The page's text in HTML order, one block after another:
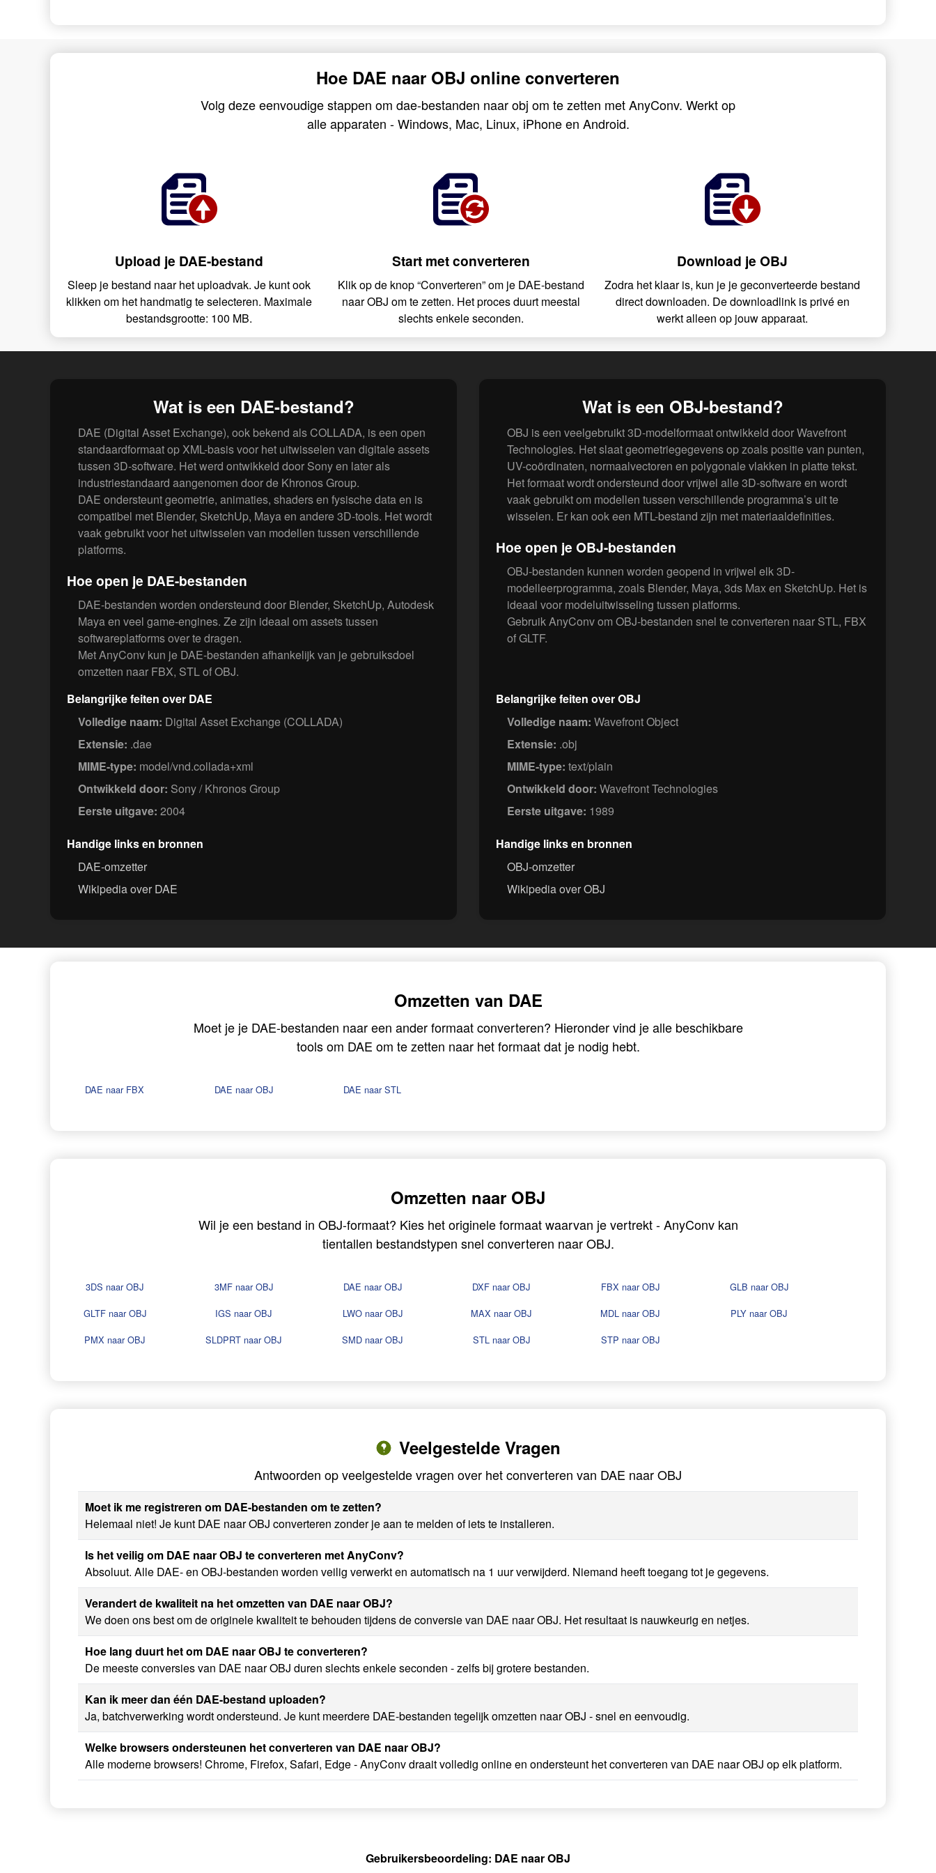
Hoe DAE naar OBJ online converteren
Volg deze eenvoudige stappen om dae-bestanden naar obj om te zetten met AnyConv. Werkt op
alle apparaten - Windows, Mac, Linux, iPhone en Android.
Upload je DAE-bestand
Sleep je bestand naar het uploadvak. Je kunt ook
klikken om het handmatig te selecteren. Maximale
bestandsgrootte: 100 MB.
Start met converteren
Klik op de knop “Converteren” om je DAE-bestand
naar OBJ om te zetten. Het proces duurt meestal
slechts enkele seconden.
Download je OBJ
Zodra het klaar is, kun je je geconverteerde bestand
direct downloaden. De downloadlink is privé en
werkt alleen op jouw apparaat.
Wat is een DAE-bestand?
DAE (Digital Asset Exchange), ook bekend als COLLADA, is een open
standaardformaat op XML-basis voor het uitwisselen van digitale assets
tussen 3D-software. Het werd ontwikkeld door Sony en later als
industriestandaard aangenomen door de Khronos Group.
DAE ondersteunt geometrie, animaties, shaders en fysische data en is
compatibel met Blender, SketchUp, Maya en andere 3D-tools. Het wordt
vaak gebruikt voor het uitwisselen van modellen tussen verschillende
platforms.
Hoe open je DAE-bestanden
DAE-bestanden worden ondersteund door Blender, SketchUp, Autodesk
Maya en veel game-engines. Ze zijn ideaal om assets tussen
softwareplatforms over te dragen.
Met AnyConv kun je DAE-bestanden afhankelijk van je gebruiksdoel
omzetten naar FBX, STL of OBJ.
Belangrijke feiten over DAE
Volledige naam: Digital Asset Exchange (COLLADA)
Extensie: .dae
MIME-type: model/vnd.collada+xml
Ontwikkeld door: Sony / Khronos Group
Eerste uitgave: 2004
Handige links en bronnen
DAE-omzetter
Wikipedia over DAE
Wat is een OBJ-bestand?
OBJ is een veelgebruikt 3D-modelformaat ontwikkeld door Wavefront
Technologies. Het slaat geometriegegevens op zoals positie van punten,
UV-coördinaten, normaalvectoren en polygonale vlakken in platte tekst.
Het formaat wordt ondersteund door vrijwel alle 3D-software en wordt
vaak gebruikt om modellen tussen verschillende programma’s uit te
wisselen. Er kan ook een MTL-bestand zijn met materiaaldefinities.
Hoe open je OBJ-bestanden
OBJ-bestanden kunnen worden geopend in vrijwel elk 3D-
modelleerprogramma, zoals Blender, Maya, 3ds Max en SketchUp. Het is
ideaal voor modeluitwisseling tussen platforms.
Gebruik AnyConv om OBJ-bestanden snel te converteren naar STL, FBX
of GLTF.
Belangrijke feiten over OBJ
Volledige naam: Wavefront Object
Extensie: .obj
MIME-type: text/plain
Ontwikkeld door: Wavefront Technologies
Eerste uitgave: 1989
Handige links en bronnen
OBJ-omzetter
Wikipedia over OBJ
Omzetten van DAE
Moet je je DAE-bestanden naar een ander formaat converteren? Hieronder vind je alle beschikbare
tools om DAE om te zetten naar het formaat dat je nodig hebt.
DAE naar FBX DAE naar OBJ DAE naar STL
Omzetten naar OBJ
Wil je een bestand in OBJ-formaat? Kies het originele formaat waarvan je vertrekt - AnyConv kan
tientallen bestandstypen snel converteren naar OBJ.
3DS naar OBJ 3MF naar OBJ DAE naar OBJ DXF naar OBJ FBX naar OBJ
GLB naar OBJ
GLTF naar OBJ
IGS naar OBJ LWO naar OBJ MAX naar OBJ MDL naar OBJ
PLY naar OBJ
PMX naar OBJ
SLDPRT naar OBJ SMD naar OBJ STL naar OBJ STP naar OBJ
Veelgestelde Vragen
Antwoorden op veelgestelde vragen over het converteren van DAE naar OBJ
Moet ik me registreren om DAE-bestanden om te zetten?
Helemaal niet! Je kunt DAE naar OBJ converteren zonder je aan te melden of iets te installeren.
Is het veilig om DAE naar OBJ te converteren met AnyConv?
Absoluut. Alle DAE- en OBJ-bestanden worden veilig verwerkt en automatisch na 1 uur verwijderd. Niemand heeft toegang tot je gegevens.
Verandert de kwaliteit na het omzetten van DAE naar OBJ?
We doen ons best om de originele kwaliteit te behouden tijdens de conversie van DAE naar OBJ. Het resultaat is nauwkeurig en netjes.
Hoe lang duurt het om DAE naar OBJ te converteren?
De meeste conversies van DAE naar OBJ duren slechts enkele seconden - zelfs bij grotere bestanden.
Kan ik meer dan één DAE-bestand uploaden?
Ja, batchverwerking wordt ondersteund. Je kunt meerdere DAE-bestanden tegelijk omzetten naar OBJ - snel en eenvoudig.
Welke browsers ondersteunen het converteren van DAE naar OBJ?
Alle moderne browsers! Chrome, Firefox, Safari, Edge - AnyConv draait volledig online en ondersteunt het converteren van DAE naar OBJ op elk platform.
Gebruikersbeoordeling: DAE naar OBJ